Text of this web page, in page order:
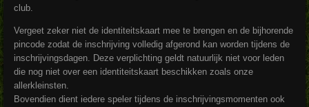
club.
Vergeet zeker niet de identiteitskaart mee te brengen en de bijhorende
pincode zodat de inschrijving volledig afgerond kan worden tijdens de
inschrijvingsdagen. Deze verplichting geldt natuurlijk niet voor leden
die nog niet over een identiteitskaart beschikken zoals onze
allerkleinsten.
Bovendien dient iedere speler tijdens de inschrijvingsmomenten ook